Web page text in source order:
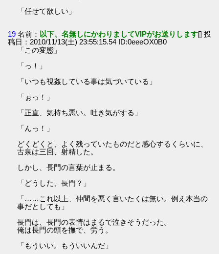
「任せて欲しい」
19 名前： 以下、名無しにかわりましてVIPがお送りします[] 投
稿日：2010/11/13(土) 23:55:15.54 ID:0eeeOX0B0
「この変態」
「っ！」
「いつも視姦している事は気づいている」
「ぉっ！」
「正直、気持ち悪い。吐き気がする」
「んっ！」
どくどくと、よく残っていたものだと感心するくらいに、
古泉は三回、射精した。
しかし、長門の言葉が止まる。
「どうした、長門？」
「……これ以上、仲間を悪く言いたくは無い。例え本当の
事だとしても」
長門は、長門の表情はまるで泣きそうだった。
俺は長門の頭を撫で、労う。
「もういい。もういいんだ」